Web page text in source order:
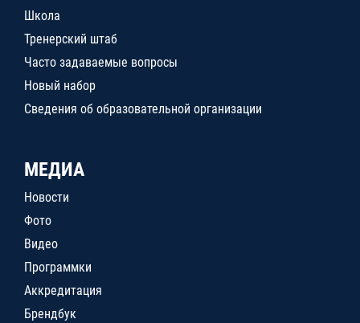
Школа
Тренерский штаб
Часто задаваемые вопросы
Новый набор
Сведения об образовательной организации
МЕДИА
Новости
Фото
Видео
Программки
Аккредитация
Брендбук